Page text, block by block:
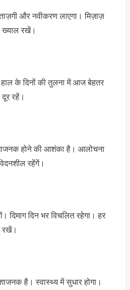
और नवीकरण लाएगा। मिज़ाज़
ख्‍याल रखें।
के दिनों की तुलना में आज बेहतर
रहें।
होने की आशंका है। आलोचना
रहेंगें।
दिमाग दिन भर विचलित रहेगा। हर
रखें।
है। स्वास्थ्य में सुधार होगा।